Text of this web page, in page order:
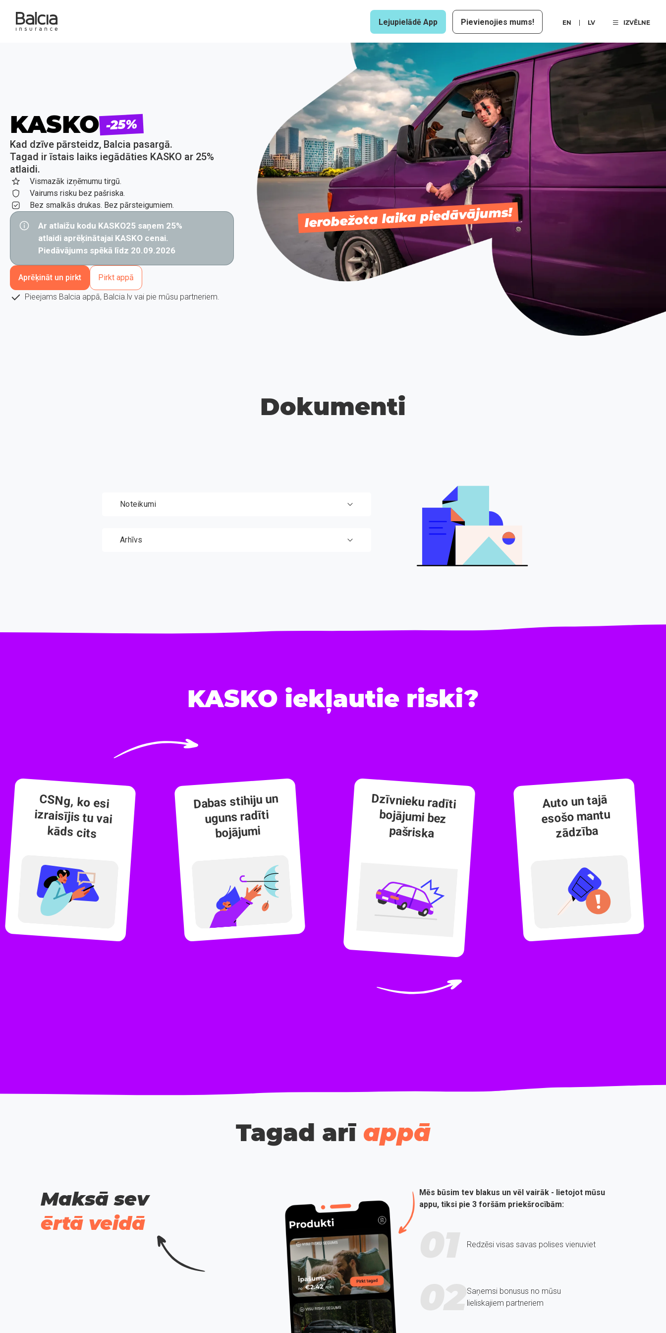
Lejupielādē App Pievienojies mums! EN LV IZVĒLNE
Ierobežota laika piedāvājums!
KASKO -25%
Kad dzīve pārsteidz, Balcia pasargā.
Tagad ir īstais laiks iegādāties KASKO ar 25%
atlaidi.
Vismazāk izņēmumu tirgū.
Vairums risku bez pašriska.
Bez smalkās drukas. Bez pārsteigumiem.
Ar atlaižu kodu KASKO25 saņem 25%
atlaidi aprēķinātajai KASKO cenai.
Piedāvājums spēkā līdz 20.09.2026
Aprēķināt un pirkt Pirkt appā
Pieejams Balcia appā, Balcia.lv vai pie mūsu partneriem.
Dokumenti
Noteikumi
Arhīvs
KASKO iekļautie riski?
CSNg, ko esi
izraisījis tu vai
kāds cits
Dabas stihiju un
uguns radīti
bojājumi
Dzīvnieku radīti
bojājumi bez
pašriska
Auto un tajā
esošo mantu
zādzība
Tagad arī appā
Maksā sev
ērtā veidā
Mēs būsim tev blakus un vēl vairāk - lietojot mūsu
appu, tiksi pie 3 foršām priekšrocībām:
01 Redzēsi visas savas polises vienuviet
02Saņemsi bonusus no mūsu
lieliskajiem partneriem